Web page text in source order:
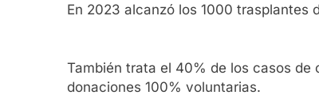
En 2023 alcanzó los 1000 trasplantes
También trata el 40% de los casos
donaciones 100% voluntarias.